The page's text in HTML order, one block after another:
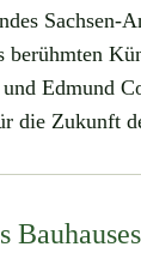
Sachsen-
Edmund
die Zukunft